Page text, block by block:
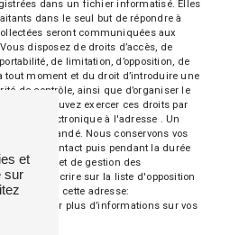
dans un fichier informatisé. Elles
dans le seul but de répondre à
seront communiquées aux
disposez de droits d’accès, de
de limitation, d’opposition, de
tout moment et du droit d’introduire une
de contrôle, ainsi que d’organiser le
Vous pouvez exercer ces droits par
courrier électronique à l'adresse . Un
être demandé. Nous conservons vos
prise de contact puis pendant la durée
et de gestion des
de vous inscrire sur la liste d'opposition
à cette adresse:
cnil.fr pour plus d’informations sur vos
et
sur